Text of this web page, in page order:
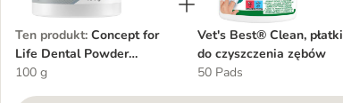
Ten produkt: Concept for
Life Dental Powder
Supplement
100 g
Vet's Best® Clean, płatki
do czyszczenia zębów
50 Pads